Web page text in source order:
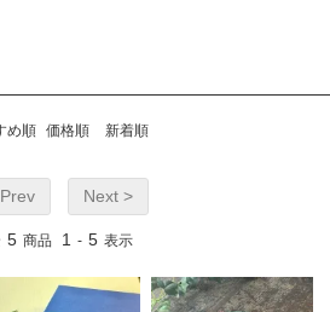
め順 価格順 新着順
Next >
5 商品 1 - 5 表示